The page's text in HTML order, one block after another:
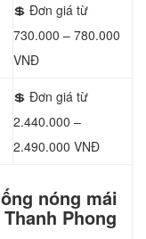
💲 Đơn giá từ
730.000 – 780.000
VNĐ
💲 Đơn giá từ
2.440.000 –
2.490.000 VNĐ
nóng mái
Phong